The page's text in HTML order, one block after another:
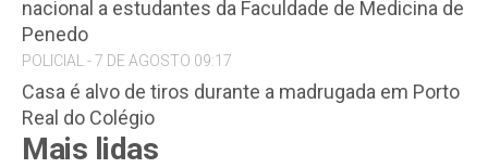
nacional a estudantes da Faculdade de Medicina de
Penedo
POLICIAL - 7 DE AGOSTO 09:17
Casa é alvo de tiros durante a madrugada em Porto
Real do Colégio
Mais lidas